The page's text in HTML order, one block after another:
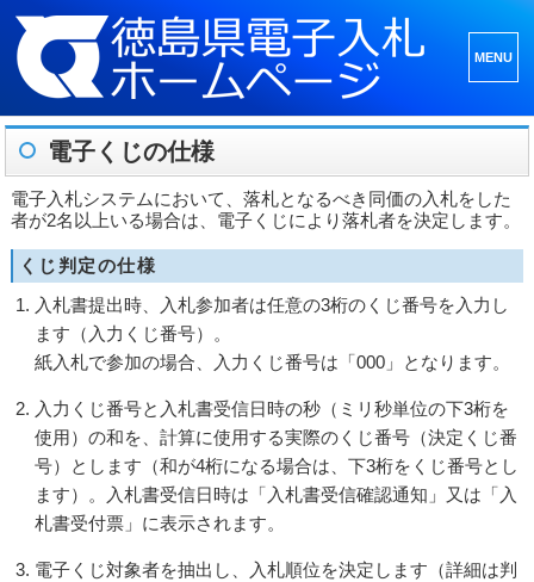
ーとウ
ィジェ
電子くじの仕様
電子入札システムにおいて、落札となるべき同価の入札をした
者が2名以上いる場合は、電子くじにより落札者を決定します。
くじ判定の仕様
入札書提出時、入札参加者は任意の3桁のくじ番号を入力し
ます（入力くじ番号）。
紙入札で参加の場合、入力くじ番号は「000」となります。
入力くじ番号と入札書受信日時の秒（ミリ秒単位の下3桁を
使用）の和を、計算に使用する実際のくじ番号（決定くじ番
号）とします（和が4桁になる場合は、下3桁をくじ番号とし
ます）。入札書受信日時は「入札書受信確認通知」又は「入
札書受付票」に表示されます。
電子くじ対象者を抽出し、入札順位を決定します（詳細は判